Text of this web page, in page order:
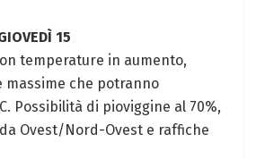
15
temperature in aumento,
che potranno
Possibilità di pioviggine al 70%,
Ovest/Nord-Ovest e raffiche